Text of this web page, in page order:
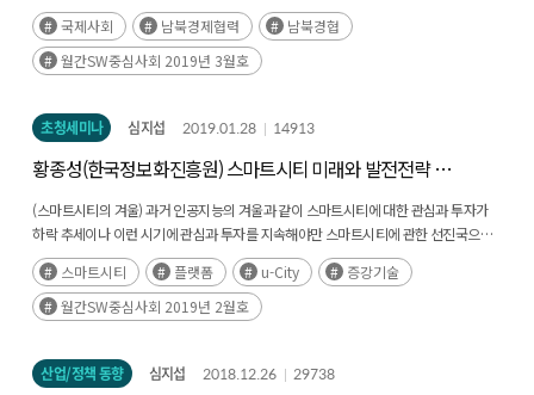
UN 안보리 결의를 바탕으로 다자간 공조를 통해 엄격한 대북제재의 틀을 (후략)
국제사회 남북경제협력
남북경협
월간SW중심사회 2019년 3월호
초청세미나 심지섭 2019.01.28 14913
황종성(한국정보화진흥원) 스마트시티 미래와 발전전략 :
플랫폼도시와 증강도시
(스마트시티의 겨울)과거 인공지능의 겨울과 같이 스마트시티에 대한 관심과 투자가
하락 추세이나 이런 시기에 관심과 투자를 지속해야만 스마트시티에 관한 선진국으로
나아갈 수 있음 AI의 겨울 시기에 연구와 투자를 계속하고 버텨온 국가들이 현재 AI
선진국이 되었고, 현재 AI가 모든 신산업의 패러다임을 바꾸고 있음(후략)
스마트시티 플랫폼 u-City
증강기술
월간SW중심사회 2019년 2월호
산업/정책 동향 심지섭 2018.12.26 29738